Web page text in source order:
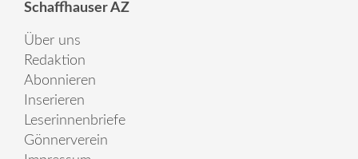
Schaffhauser AZ
Über uns
Redaktion
Abonnieren
Inserieren
Leserinnenbriefe
Gönnerverein